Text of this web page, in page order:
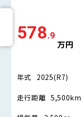
578.9
万円
年式 2025(R7)
走行距離 5,500km